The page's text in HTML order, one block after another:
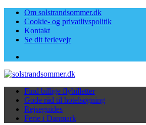
Om solstrandsommer.dk
Cookie- og privatlivspolitik
Kontakt
Se dit ferievejr
Find billige flybilletter
Gode råd til hotelsøgning
Rejseguides
Ferie i Danmark